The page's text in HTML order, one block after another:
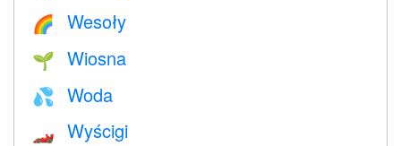
🌈 Wesoły
🌱 Wiosna
💦 Woda
🏎 Wyścigi